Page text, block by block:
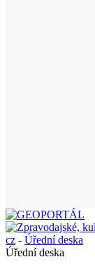
cz - Úřední deska
Úřední deska